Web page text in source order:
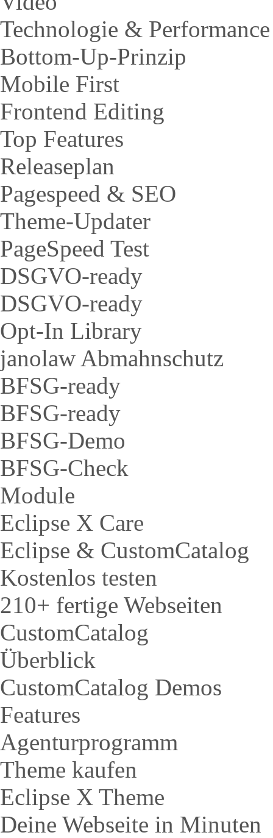
Technologie & Performance
Bottom-Up-Prinzip
Mobile First
Frontend Editing
Top Features
Releaseplan
Pagespeed & SEO
Theme-Updater
PageSpeed Test
DSGVO-ready
DSGVO-ready
Opt-In Library
janolaw Abmahnschutz
BFSG-ready
BFSG-ready
BFSG-Demo
BFSG-Check
Module
Eclipse X Care
Eclipse & CustomCatalog
Kostenlos testen
210+ fertige Webseiten
CustomCatalog
Überblick
CustomCatalog Demos
Features
Agenturprogramm
Theme kaufen
Eclipse X Theme
Deine Webseite in Minuten